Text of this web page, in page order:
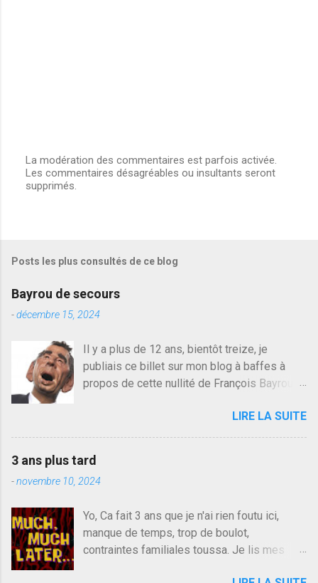
E
n
t
e
r
u
m
m
e
n
r
e
La modération des commentaires est parfois activée.
Les commentaires désagréables ou insultants seront
supprimés.
Posts les plus consultés de ce blog
Bayrou de secours
-décembre 15, 2024
Il y a plus de 12 ans, bientôt treize, je
publiais ce billet sur mon blog à baffes à
propos de cette nullité de François Bayrou. Il
quelqu'un, je ne parle pas des couples mais
des amis ou des valeurs dans lesquels on
croit. François Bayrou est en passe de
devenir le traite d'une partie de son électorat
et c'est par la presse qu'on l'apprend. On
plus proche de Sarkozy que de Hollande,
sinon il serait candidat du centre de la
gauche molle mais quand on écoutait ses
LIRE LA SUITE
3 ans plus tard
-novembre 10, 2024
Yo, Ca fait 3 ans que je n'ai rien foutu ici,
manque de temps, trop de boulot,
contraintes familiales toussa. Je lis mes